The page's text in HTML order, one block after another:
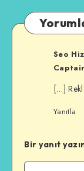
Seo
[…]
Yanıtla
Bir yanıt